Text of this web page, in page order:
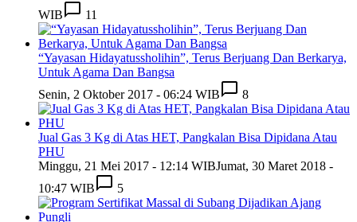
WIB
11
“Yayasan Hidayatussholihin”, Terus Berjuang Dan Berkarya,
Untuk Agama Dan Bangsa
Senin, 2 Oktober 2017 - 06:24 WIB
8
Jual Gas 3 Kg di Atas HET, Pangkalan Bisa Dipidana Atau
PHU
Minggu, 21 Mei 2017 - 12:14 WIBJumat, 30 Maret 2018 -
10:47 WIB
5